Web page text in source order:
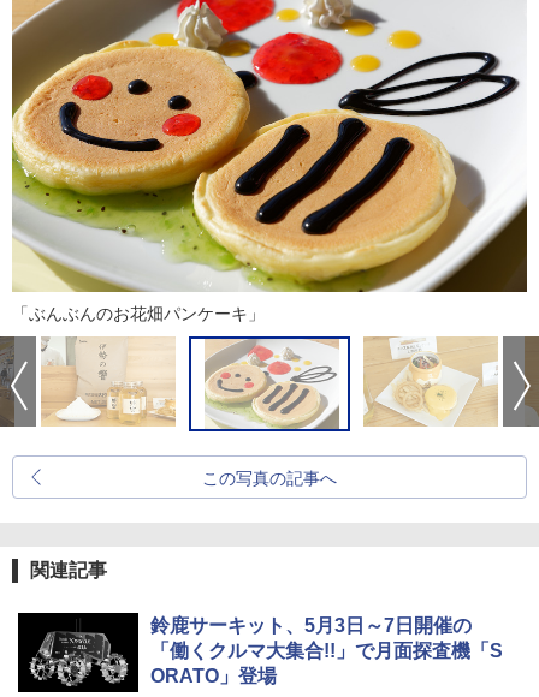
「ぶんぶんのお花畑パンケーキ」
この写真の記事へ
関連記事
鈴鹿サーキット、5月3日～7日開催の
「働くクルマ大集合!!」で月面探査機「S
ORATO」登場